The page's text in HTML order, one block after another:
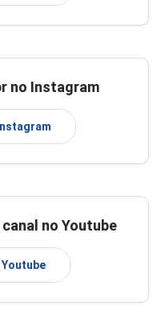
no Instagram
no Youtube